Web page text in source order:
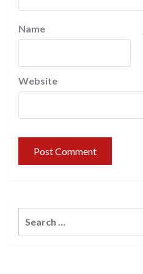
Name
Website